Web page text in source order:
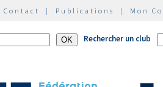
Contact | Publications | Mon
Rechercher un club